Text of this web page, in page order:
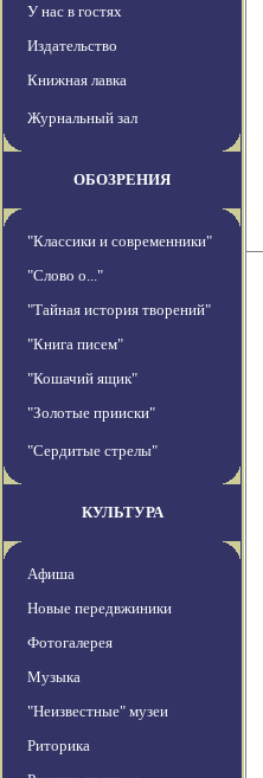
У нас в гостях
Издательство
Книжная лавка
Журнальный зал
ОБОЗРЕНИЯ
"Классики и современники"
"Слово о..."
"Тайная история творений"
"Книга писем"
"Кошачий ящик"
"Золотые прииски"
"Сердитые стрелы"
КУЛЬТУРА
Афиша
Новые передвжиники
Фотогалерея
Музыка
"Неизвестные" музеи
Риторика